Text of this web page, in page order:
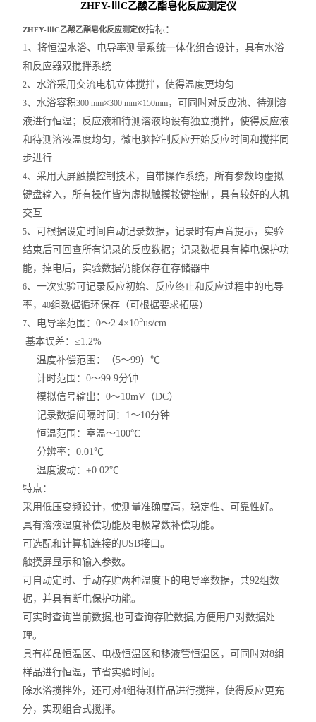
ZHFY-ⅢC乙酸乙酯皂化反应测定仪
ZHFY-ⅢC乙酸乙酯皂化反应测定仪指标：
1、将恒温水浴、电导率测量系统一体化组合设计，具有水浴
和反应器双搅拌系统
2、水浴采用交流电机立体搅拌，使得温度更均匀
3、水浴容积300 mm×300 mm×150mm，可同时对反应池、待测溶
液进行恒温；反应液和待测溶液均设有独立搅拌，使得反应液
和待测溶液温度均匀，微电脑控制反应开始反应时间和搅拌同
步进行
4、采用大屏触摸控制技术，自带操作系统，所有参数均虚拟
键盘输入，所有操作皆为虚拟触摸按键控制，具有较好的人机
交互
5、可根据设定时间自动记录数据，记录时有声音提示，实验
结束后可回查所有记录的反应数据；记录数据具有掉电保护功
能，掉电后，实验数据仍能保存在存储器中
6、一次实验可记录反应初始、反应终止和反应过程中的电导
率，40组数据循环保存（可根据要求拓展）
7、 电导率范围：0～2.4×105us/cm
基本误差：≤1.2%
温度补偿范围：（5～99）℃
计时范围：0～99.9分钟
模拟信号输出：0～10mV（DC）
记录数据间隔时间：1～10分钟
恒温范围：室温～100℃
分辨率：0.01℃
温度波动：±0.02℃
特点：
采用低压变频设计，使测量准确度高，稳定性、可靠性好。
具有溶液温度补偿功能及电极常数补偿功能。
可选配和计算机连接的USB接口。
触摸屏显示和输入参数。
可自动定时、手动存贮两种温度下的电导率数据，共92组数
据，并具有断电保护功能。
可实时查询当前数据,也可查询存贮数据,方便用户对数据处
理。
具有样品恒温区、电极恒温区和移液管恒温区，可同时对8组
样品进行恒温，节省实验时间。
除水浴搅拌外，还可对4组待测样品进行搅拌，使得反应更充
分，实现组合式搅拌。